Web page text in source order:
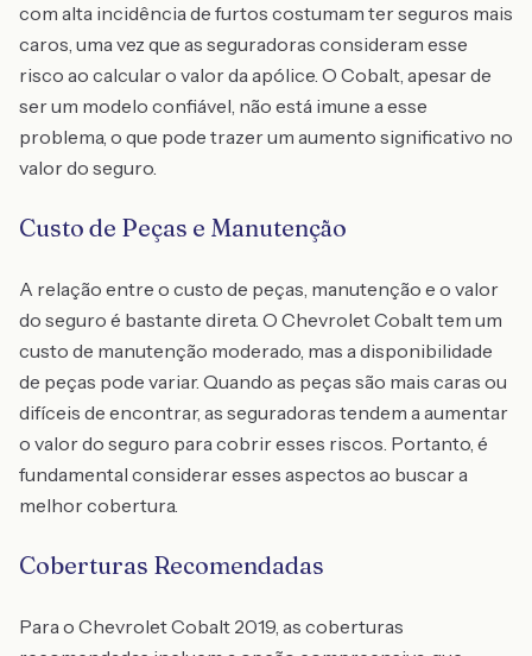
com alta incidência de furtos costumam ter seguros mais
caros, uma vez que as seguradoras consideram esse
risco ao calcular o valor da apólice. O Cobalt, apesar de
ser um modelo confiável, não está imune a esse
problema, o que pode trazer um aumento significativo no
valor do seguro.
Custo de Peças e Manutenção
A relação entre o custo de peças, manutenção e o valor
do seguro é bastante direta. O Chevrolet Cobalt tem um
custo de manutenção moderado, mas a disponibilidade
de peças pode variar. Quando as peças são mais caras ou
difíceis de encontrar, as seguradoras tendem a aumentar
o valor do seguro para cobrir esses riscos. Portanto, é
fundamental considerar esses aspectos ao buscar a
melhor cobertura.
Coberturas Recomendadas
Para o Chevrolet Cobalt 2019, as coberturas